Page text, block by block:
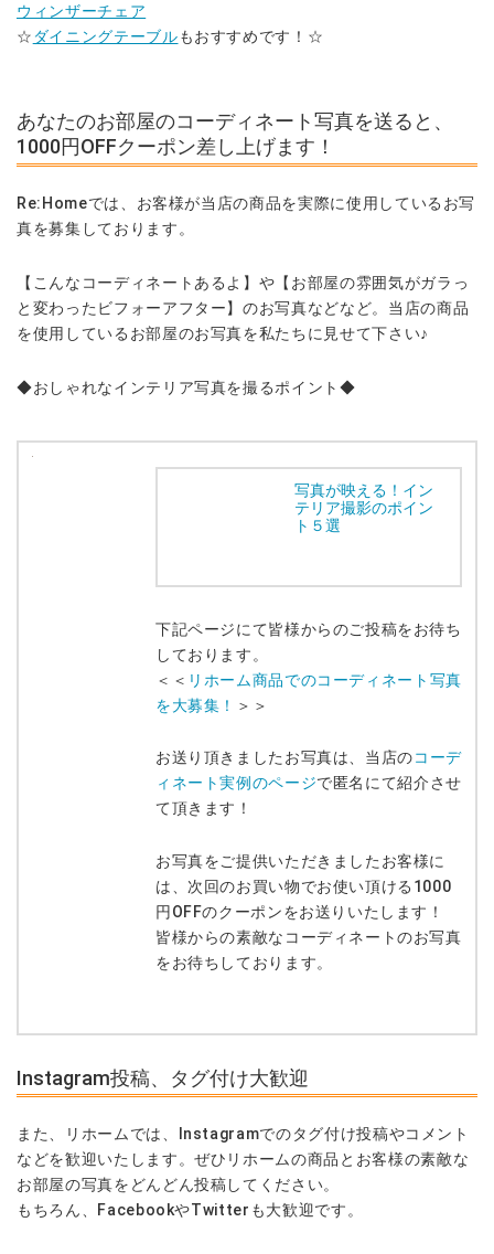
ウィンザーチェア
☆ ダイニングテーブルもおすすめです！☆
あなたのお部屋のコーディネート写真を送ると、
1000円OFFクーポン差し上げます！
Re:Homeでは、お客様が当店の商品を実際に使用しているお写
真を募集しております。
【こんなコーディネートあるよ】や【お部屋の雰囲気がガラっ
と変わったビフォーアフター】のお写真などなど。当店の商品
を使用しているお部屋のお写真を私たちに見せて下さい♪
◆おしゃれなインテリア写真を撮るポイント◆
写真が映える！イン
テリア撮影のポイン
ト５選
下記ページにて皆様からのご投稿をお待ち
しております。
＜＜ リホーム商品でのコーディネート写真
を大募集！
＞＞
お送り頂きましたお写真は、当店のコーデ
ィネート実例のページで匿名にて紹介させ
て頂きます！
お写真をご提供いただきましたお客様に
は、次回のお買い物でお使い頂ける1000
円OFFのクーポンをお送りいたします！
皆様からの素敵なコーディネートのお写真
をお待ちしております。
Instagram投稿、タグ付け大歓迎
また、リホームでは、Instagramでのタグ付け投稿やコメント
などを歓迎いたします。ぜひリホームの商品とお客様の素敵な
お部屋の写真をどんどん投稿してください。
もちろん、FacebookやTwitterも大歓迎です。